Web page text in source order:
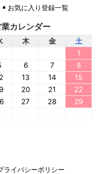
お気に入り登録一覧
カレンダー
木 金
土
1
6 7
8
13 14
15
20 21
22
27 28
29
ライバシーポリシー